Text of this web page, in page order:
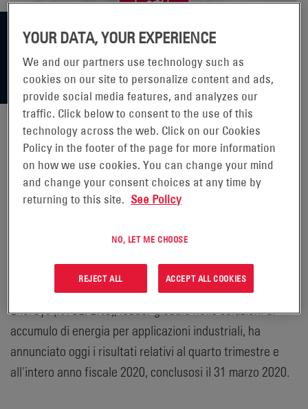
ENERSYS RIPORTA I RISULTATI
DEL TERZO TRIMESTRE
2020 (GLOBE NEWSWIRE) -
EnerSys (NYSE: ENS), leader globale nelle soluzioni di
accumulo di energia per applicazioni industriali, ha
annunciato oggi i risultati relativi al quarto trimestre e
all'intero anno fiscale 2020, conclusosi il 31 marzo 2020.
YOUR DATA, YOUR EXPERIENCE
We and our partners use technology such as
cookies on our site to personalize content and ads,
provide social media features, and analyzes our
traffic. Click below to consent to the use of this
technology across the web. Click on our Cookies
Policy in the footer of the page for more information
on how we use cookies. You can change your mind
and change your consent choices at any time by
returning to this site. See Policy
NO, LET ME CHOOSE
REJECT ALL ACCEPT ALL COOKIES